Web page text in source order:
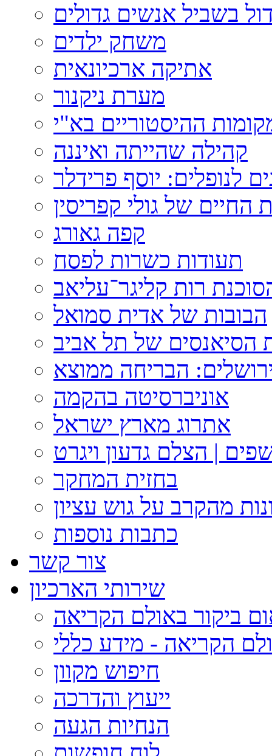
בשביל אנשים גדולים
משחק ילדים
אתיקה ארכיונאית
מערת ניקנור
ההיסטוריים בא"י
קהילה שהייתה ואיננה
לנופלים: יוסף פרידלר
החיים של גולי קפריסין
קפה גאורג
תעודות כשרות לפסח
רות קליגר־עליאב
הבובות של אדית סמואל
של תל אביב
הבריחה ממוצא
אוניברסיטה בהקמה
אתרוג מארץ ישראל
| הצלם גדעון ויגרט
בחזית המחקר
מהקרב על גוש עציון
כתבות נוספות
צור קשר
שירותי הארכיון
ביקור באולם הקריאה
הקריאה - מידע כללי
חיפוש מקוון
ייעוץ והדרכה
הנחיות הגעה